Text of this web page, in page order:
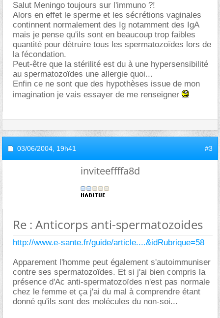
Salut Meningo toujours sur l'immuno ?!
Alors en effet le sperme et les sécrétions vaginales
continnent normalement des Ig notamment des IgA
mais je pense qu'ils sont en beaucoup trop faibles
quantité pour détruire tous les spermatozoïdes lors de
la fécondation.
Peut-être que la stérilité est du à une hypersensibilité
au spermatozoïdes une allergie quoi...
Enfin ce ne sont que des hypothèses issue de mon
imagination je vais essayer de me renseigner
03/06/2004, 19h41 #3
inviteeffffa8d
Re : Anticorps anti-spermatozoides
http://www.e-sante.fr/guide/article....&idRubrique=58
Apparement l'homme peut également s'autoimmuniser
contre ses spermatozoïdes. Et si j'ai bien compris la
présence d'Ac anti-spermatozoïdes n'est pas normale
chez le femme et ça j'ai du mal à comprendre étant
donné qu'ils sont des molécules du non-soi...